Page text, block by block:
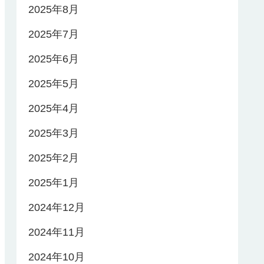
2025年8月
2025年7月
2025年6月
2025年5月
2025年4月
2025年3月
2025年2月
2025年1月
2024年12月
2024年11月
2024年10月